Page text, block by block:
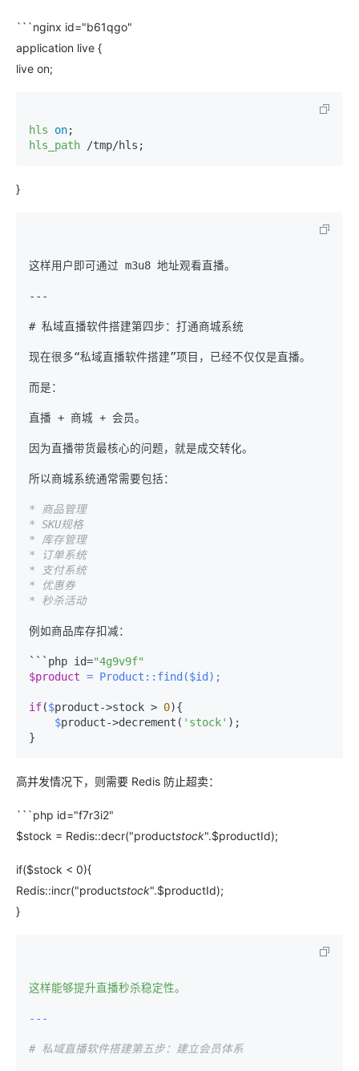
```nginx id="b61qgo"
application live {
live on;
hls on
hls_path
}
这样用户即可通过 m3u8 地址观看直播。
---
# 私域直播软件搭建第四步：打通商城系统
现在很多“私域直播软件搭建”项目，已经不仅仅是直播。
而是：
直播 + 商城 + 会员。
因为直播带货最核心的问题，就是成交转化。
所以商城系统通常需要包括：
* 商品管理
* SKU规格
* 库存管理
* 订单系统
* 支付系统
* 优惠券
* 秒杀活动
例如商品库存扣减：
```php id="4g9v9f"
$product = Product::find($id);
if($product->stock > 0){
$product->decrement( 'stock' );
高并发情况下，则需要 Redis 防止超卖：
```php id="f7r3i2"
$stock = Redis::decr("productstock".$productId);
if($stock < 0){
Redis::incr("productstock".$productId);
}
这样能够提升直播秒杀稳定性。
# 私域直播软件搭建第五步：建立会员体系